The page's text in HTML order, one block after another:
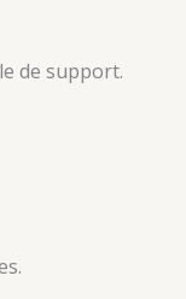
de support.